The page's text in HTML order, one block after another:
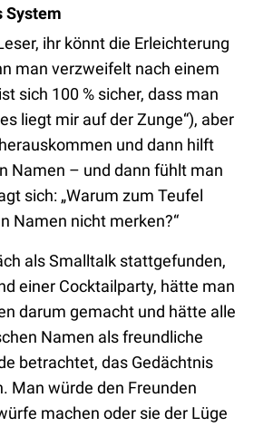
System
ihr könnt die Erleichterung
man verzweifelt nach einem
sich 100 % sicher, dass man
liegt mir auf der Zunge“), aber
und dann hilft
Namen – und dann fühlt man
sich: „Warum zum Teufel
Namen nicht merken?“
als Smalltalk stattgefunden,
einer Cocktailparty, hätte man
darum gemacht und hätte alle
Namen als freundliche
betrachtet, das Gedächtnis
Man würde den Freunden
machen oder sie der Lüge